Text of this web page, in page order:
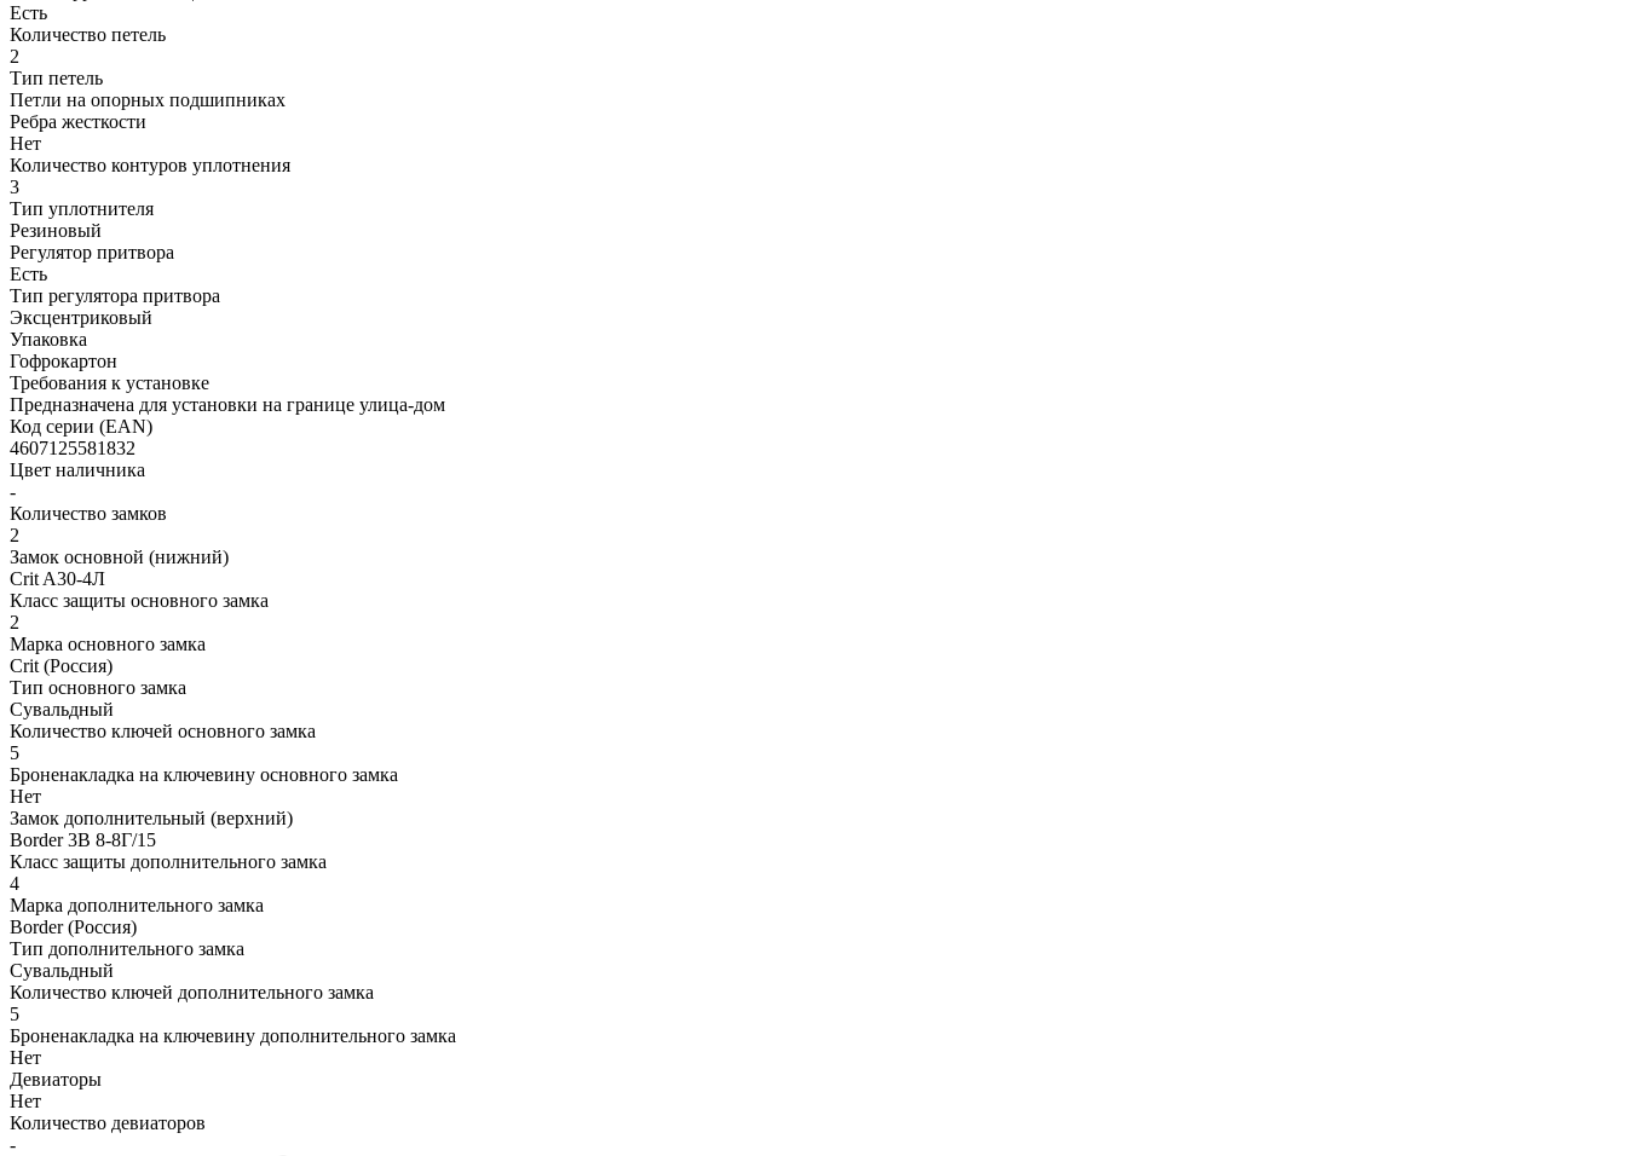
Есть
Количество петель
2
Тип петель
Петли на опорных подшипниках
Ребра жесткости
Нет
Количество контуров уплотнения
3
Тип уплотнителя
Резиновый
Регулятор притвора
Есть
Тип регулятора притвора
Эксцентриковый
Упаковка
Гофрокартон
Требования к установке
Предназначена для установки на границе улица-дом
Код серии (EAN)
4607125581832
Цвет наличника
-
Количество замков
2
Замок основной (нижний)
Crit A30-4Л
Класс защиты основного замка
2
Марка основного замка
Crit (Россия)
Тип основного замка
Сувальдный
Количество ключей основного замка
5
Броненакладка на ключевину основного замка
Нет
Замок дополнительный (верхний)
Border 3В 8-8Г/15
Класс защиты дополнительного замка
4
Марка дополнительного замка
Border (Россия)
Тип дополнительного замка
Сувальдный
Количество ключей дополнительного замка
5
Броненакладка на ключевину дополнительного замка
Нет
Девиаторы
Нет
Количество девиаторов
-